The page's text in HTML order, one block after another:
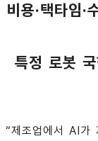
비용·택타임
특정 로봇
“제조업에서 AI가